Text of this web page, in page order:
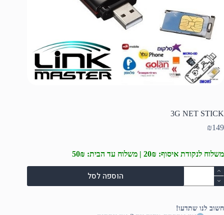
3G NET STICK
₪149
משלוח לנקודת איסוף: 20₪ | משלוח עד הבית: 50₪
כמות
של
3G
STICK
הוספה לסל
חשוב לנו שתדעו!